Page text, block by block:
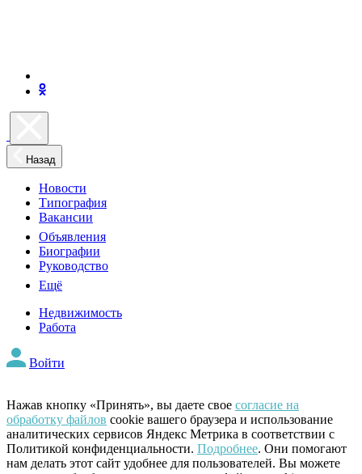
Назад
Новости
Типография
Вакансии
Объявления
Биографии
Руководство
Ещё
Недвижимость
Работа
Войти
Нажав кнопку «Принять», вы даете свое согласие на
обработку файлов cookie вашего браузера и использование
аналитических сервисов Яндекс Метрика в соответствии с
Политикой конфиденциальности. Подробнее. Они помогают
нам делать этот сайт удобнее для пользователей. Вы можете